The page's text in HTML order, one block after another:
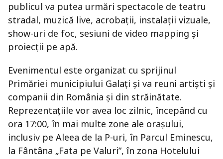
publicul va putea urmări spectacole de teatru
stradal, muzică live, acrobații, instalații vizuale,
show-uri de foc, sesiuni de video mapping și
proiecții pe apă.
Evenimentul este organizat cu sprijinul
Primăriei municipiului Galați și va reuni artiști și
companii din România și din străinătate.
Reprezentațiile vor avea loc zilnic, începând cu
ora 17:00, în mai multe zone ale orașului,
inclusiv pe Aleea de la P-uri, în Parcul Eminescu,
la Fântâna „Fata pe Valuri”, în zona Hotelului